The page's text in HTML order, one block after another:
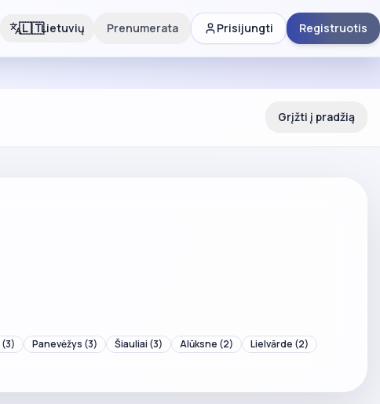
🇱🇹Lietuvių Prenumerata Prisijungti Registruotis
Grįžti į pradžią
(3) Panevėžys (3) Šiauliai (3) Alūksne (2) Lielvārde (2)